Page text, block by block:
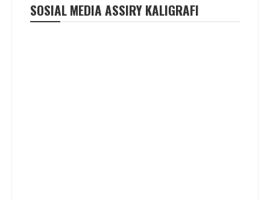
SOSIAL MEDIA ASSIRY KALIGRAFI